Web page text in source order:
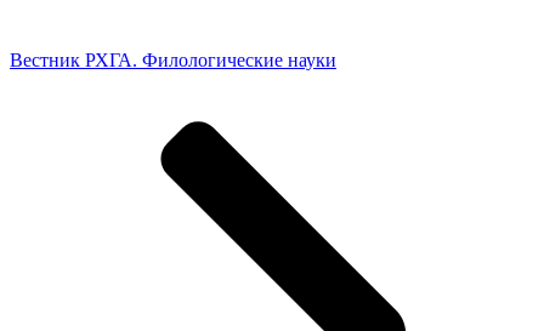
Вестник РХГА. Филологические науки